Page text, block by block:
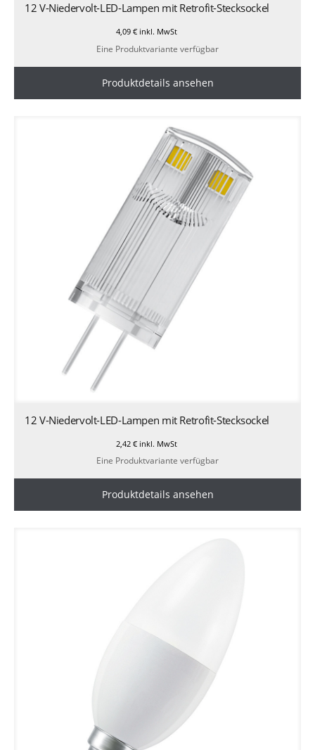
12 V-Niedervolt-LED-Lampen mit Retrofit-Stecksockel
4,09€ inkl. MwSt
Eine Produktvariante verfügbar
Produktdetails ansehen
12 V-Niedervolt-LED-Lampen mit Retrofit-Stecksockel
2,42€ inkl. MwSt
Eine Produktvariante verfügbar
Produktdetails ansehen